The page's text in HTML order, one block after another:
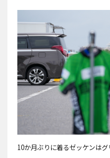
10か月ぶりに着るゼッケンは